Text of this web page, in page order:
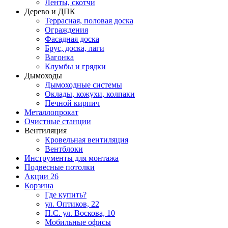
Ленты, скотчи
Дерево и ДПК
Террасная, половая доска
Ограждения
Фасадная доска
Брус, доска, лаги
Вагонка
Клумбы и грядки
Дымоходы
Дымоходные системы
Оклады, кожухи, колпаки
Печной кирпич
Металлопрокат
Очистные станции
Вентиляция
Кровельная вентиляция
Вентблоки
Инструменты для монтажа
Подвесные потолки
Акции 26
Корзина
Где купить?
ул. Оптиков, 22
П.С. ул. Воскова, 10
Мобильные офисы